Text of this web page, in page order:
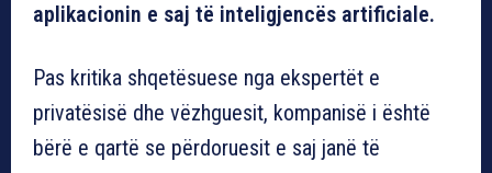
aplikacionin e saj të inteligjencës artificiale.
Pas kritika shqetësuese nga ekspertët e
privatësisë dhe vëzhguesit, kompanisë i është
bërë e qartë se përdoruesit e saj janë të